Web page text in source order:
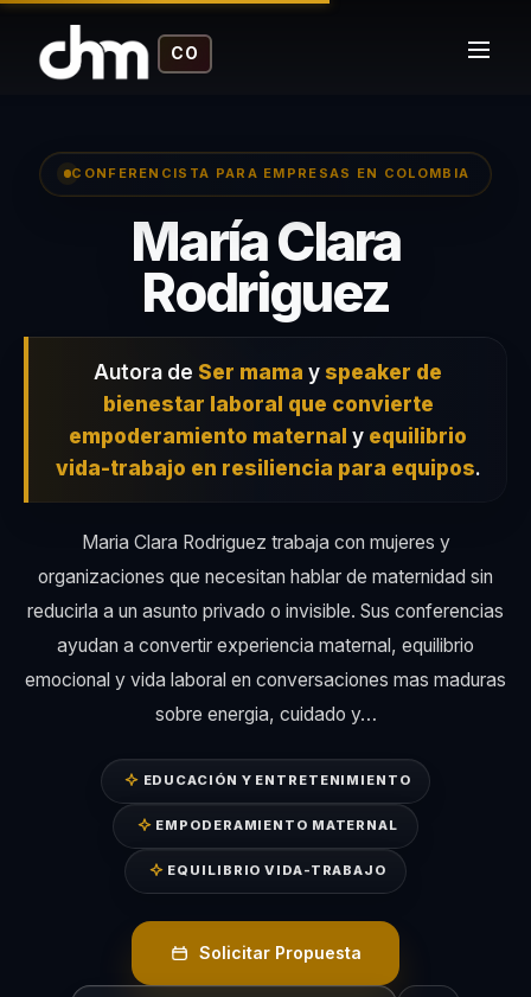
CO
CONFERENCISTA PARA EMPRESAS EN COLOMBIA
María Clara
Rodriguez–
Autora de Ser mama y speaker de
bienestar laboral que convierte
empoderamiento maternal y equilibrio
vida-trabajo en resiliencia para equipos.
Maria Clara Rodriguez trabaja con mujeres y
organizaciones que necesitan hablar de maternidad sin
reducirla a un asunto privado o invisible. Sus conferencias
ayudan a convertir experiencia maternal, equilibrio
emocional y vida laboral en conversaciones mas maduras
sobre energia, cuidado y…
EDUCACIÓN Y ENTRETENIMIENTO
EMPODERAMIENTO MATERNAL
EQUILIBRIO VIDA-TRABAJO
Solicitar Propuesta